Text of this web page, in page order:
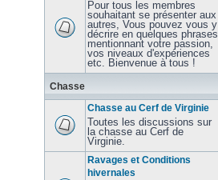
Pour tous les membres
souhaitant se présenter aux
autres, Vous pouvez vous y
décrire en quelques phrases
mentionnant votre passion,
vos niveaux d'expériences
etc. Bienvenue à tous !
Chasse
Chasse au Cerf de Virginie
Toutes les discussions sur
la chasse au Cerf de
Virginie.
Ravages et Conditions
hivernales